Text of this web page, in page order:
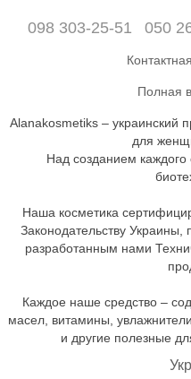
098 303-25-51 050
Полная
Alanakosmetiks – украинский
для
Над созданием каждого
Наша косметика
Законодательству Украины,
разработанным нами
Каждое наше средство –
масел, витамины,
и другие полезные
Укр